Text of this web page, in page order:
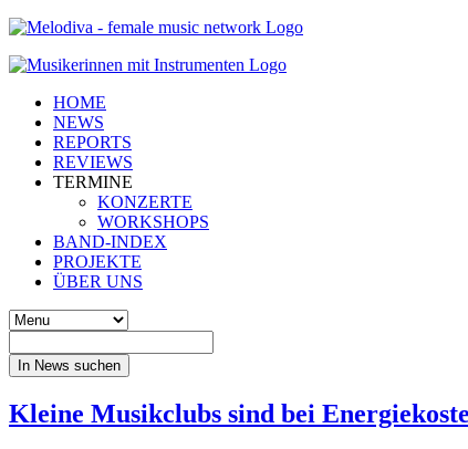
HOME
NEWS
REPORTS
REVIEWS
TERMINE
KONZERTE
WORKSHOPS
BAND-INDEX
PROJEKTE
ÜBER UNS
In News suchen
Kleine Musikclubs sind bei